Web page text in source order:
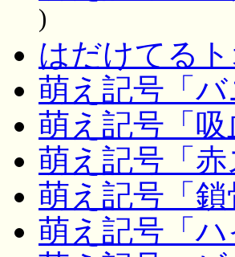
)
はだけてる
萌え記号「
萌え記号「吸
萌え記号「赤
萌え記号「鎖
萌え記号「